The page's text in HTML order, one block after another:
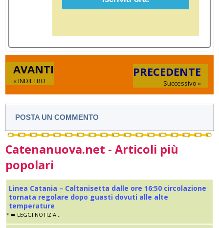
AVANTI
« INDIETRO
PRECEDENTE
Successivo »
POSTA UN COMMENTO
Catenanuova.net - Articoli più
popolari
Linea Catania – Caltanisetta dalle ore 16:50 circolazione
tornata regolare dopo guasti dovuti alle alte
temperature
* ➡️ LEGGI NOTIZIA...